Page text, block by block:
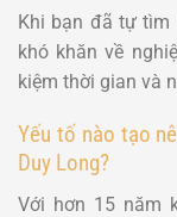
Khi bạn đã tự tìm
khó khăn về
kiệm thời gian và
Yếu tố nào tạo
Duy Long?
Với hơn 15 năm